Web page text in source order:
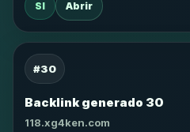
SI Abrir
#30
Backlink generado 30
118.xg4ken.com